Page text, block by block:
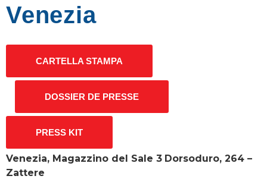
Venezia
CARTELLA STAMPA
DOSSIER DE PRESSE
PRESS KIT
Venezia, Magazzino del Sale 3 Dorsoduro, 264 –
Zattere